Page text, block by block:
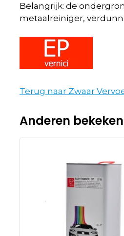
Belangrijk: de
metaalreiniger,
Terug naar Zwaar
Anderen